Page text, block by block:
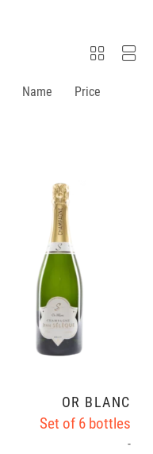
Name Price
OR BLANC
Set of 6 bottles
-